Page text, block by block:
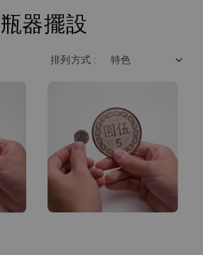
瓶器擺設
排列方式 :